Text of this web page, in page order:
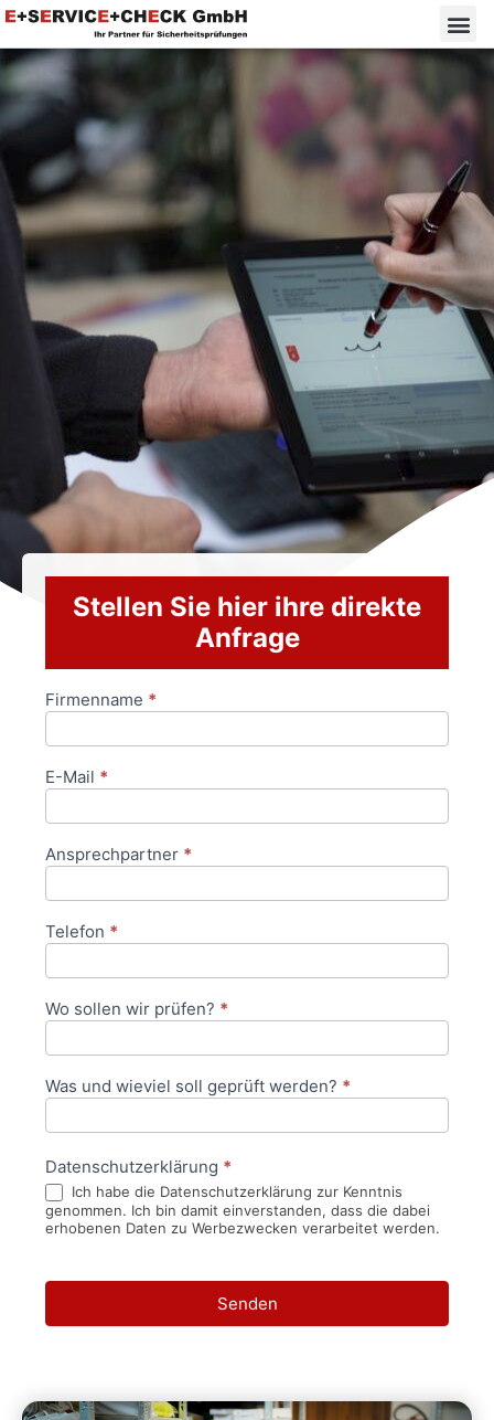
Stellen Sie hier ihre direkte
Anfrage
Anfrageformular
Firmenname *
E-Mail *
Ansprechpartner *
Telefon *
Wo sollen wir prüfen? *
Was und wieviel soll geprüft werden? *
Datenschutzerklärung *
Ich habe die Datenschutzerklärung zur Kenntnis
genommen. Ich bin damit einverstanden, dass die dabei
erhobenen Daten zu Werbezwecken verarbeitet werden.
Senden